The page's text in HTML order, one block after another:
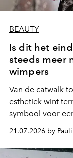
BEAUTY
Is dit het
steeds meer
wimpers
Van de catwalk
esthetiek wint
symbool voor
waarin
aan make-up.
21.07.2026 by